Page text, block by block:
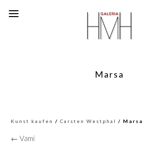
Marsa
Kunst kaufen /Carsten Westphal / Marsa
← Vami